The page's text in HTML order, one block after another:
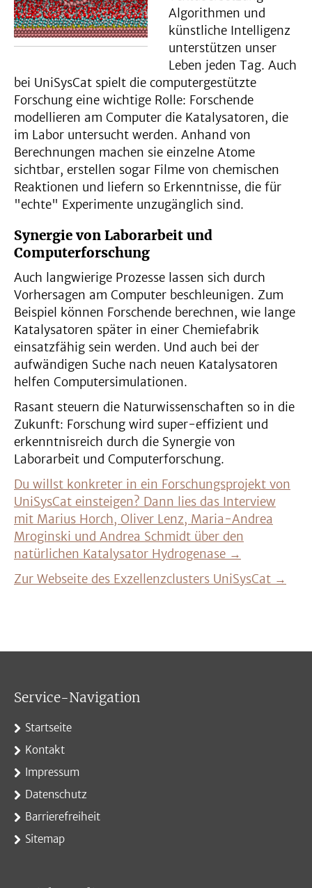
Algorithmen und
künstliche Intelligenz
unterstützen unser
Leben jeden Tag. Auch
bei UniSysCat spielt die computergestützte
Forschung eine wichtige Rolle: Forschende
modellieren am Computer die Katalysatoren, die
im Labor untersucht werden. Anhand von
Berechnungen machen sie einzelne Atome
sichtbar, erstellen sogar Filme von chemischen
Reaktionen und liefern so Erkenntnisse, die für
"echte" Experimente unzugänglich sind.
Synergie von Laborarbeit und
Computerforschung
Auch langwierige Prozesse lassen sich durch
Vorhersagen am Computer beschleunigen. Zum
Beispiel können Forschende berechnen, wie lange
Katalysatoren später in einer Chemiefabrik
einsatzfähig sein werden. Und auch bei der
aufwändigen Suche nach neuen Katalysatoren
helfen Computersimulationen.
Rasant steuern die Naturwissenschaften so in die
Zukunft: Forschung wird super-effizient und
erkenntnisreich durch die Synergie von
Laborarbeit und Computerforschung.
Du willst konkreter in ein Forschungsprojekt von
UniSysCat einsteigen? Dann lies das Interview
mit Marius Horch, Oliver Lenz, Maria-Andrea
Mroginski und Andrea Schmidt über den
natürlichen Katalysator Hydrogenase →
Zur Webseite des Exzellenzclusters UniSysCat →
Service-Navigation
Startseite
Kontakt
Impressum
Datenschutz
Barrierefreiheit
Sitemap